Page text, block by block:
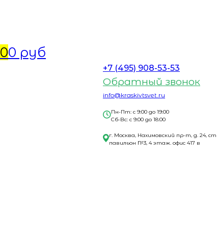
00 руб
+7 (495) 908-53-53
Обратный звонок
info@kraskivtsvet.ru
Пн-Пт: с 9:00 до 19:00
Сб-Вс: с 9:00 до 18:00
г. Москва, Нахимовский пр-т, д. 24,
павильон №3, 4 этаж. офис 417 в